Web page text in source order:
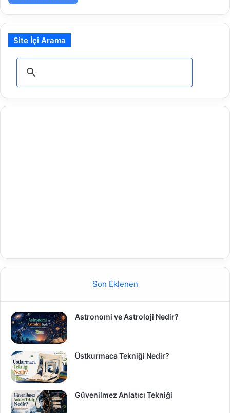
Site İçi Arama
Son Eklenen
Astronomi ve Astroloji Nedir?
Üstkurmaca Tekniği Nedir?
Güvenilmez Anlatıcı Tekniği